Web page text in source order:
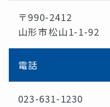
〒990-2412
山形市松山1-1-92
電話
023-631-1230